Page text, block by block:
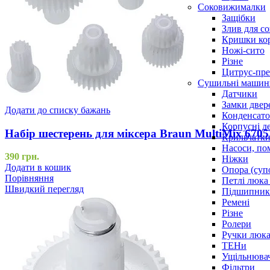
Соковижималки
Защібки
Злив для
Кришки
Ножі-сито
Різне
Цитрус-
Сушильні
Датчики
Замки
Корпусні
Крильчатки
Насоси,
Ніжки
Опора
Петлі люка
Ремені
Різне
Ролери
Ручки
ТЕНи
Фільтри
Додати до списку бажань
Набір шестерень для міксера Braun MultiMix
390 грн.
Додати в кошик
Порівняння
Швидкий перегляд